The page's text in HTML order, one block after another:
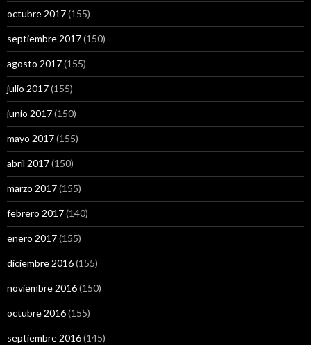
octubre 2017(155)
septiembre 2017(150)
agosto 2017(155)
julio 2017(155)
junio 2017(150)
mayo 2017(155)
abril 2017(150)
marzo 2017(155)
febrero 2017(140)
enero 2017(155)
diciembre 2016(155)
noviembre 2016(150)
octubre 2016(155)
septiembre 2016(145)